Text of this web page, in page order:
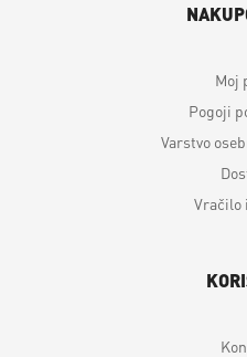
Moj
Pogoji
Varstvo
Vračilo